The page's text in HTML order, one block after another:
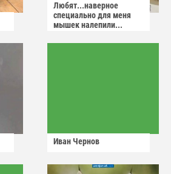
Любят...наверное
специально для меня
мышек налепили...
Иван Чернов